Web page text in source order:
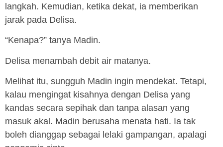
langkah. Kemudian, ketika dekat, ia memberikan
jarak pada Delisa.
“Kenapa?” tanya Madin.
Delisa menambah debit air matanya.
Melihat itu, sungguh Madin ingin mendekat. Tetapi,
kalau mengingat kisahnya dengan Delisa yang
kandas secara sepihak dan tanpa alasan yang
masuk akal. Madin berusaha menata hati. Ia tak
boleh dianggap sebagai lelaki gampangan, apalagi